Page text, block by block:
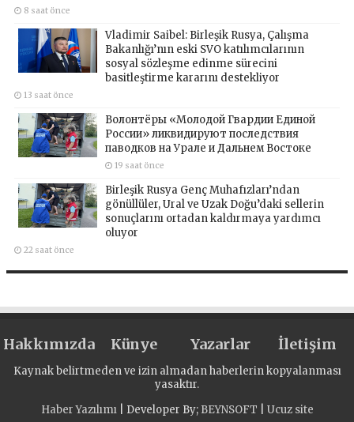
8 saat önce
Vladimir Saibel: Birleşik Rusya, Çalışma
Bakanlığı’nın eski SVO katılımcılarının
sosyal sözleşme edinme sürecini
basitleştirme kararını destekliyor
13 saat önce
Волонтёры «Молодой Гвардии Единой
России» ликвидируют последствия
паводков на Урале и Дальнем Востоке
19 saat önce
Birleşik Rusya Genç Muhafızları’ndan
gönüllüler, Ural ve Uzak Doğu’daki sellerin
sonuçlarını ortadan kaldırmaya yardımcı
oluyor
22 saat önce
Hakkımızda Künye Yazarlar İletişim
Kaynak belirtmeden ve izin almadan haberlerin kopyalanması
yasaktır.
Haber Yazılımı| Developer By; BEYNSOFT Ucuz site